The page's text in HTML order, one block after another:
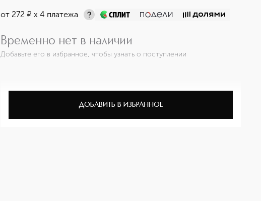
от 272 ¤ х 4 платежа
Временно нет в наличии
Добавьте его в избранное, чтобы узнать о поступлении
ДОБАВИТЬ В ИЗБРАННОЕ